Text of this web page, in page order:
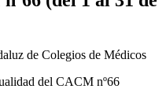
de Colegios de Médicos
del CACM nº66